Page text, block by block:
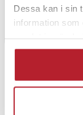
Dessa kan i sin
information som